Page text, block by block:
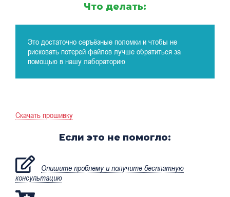
Что делать:
Это достаточно серъёзные поломки и чтобы не
рисковать потерей файлов лучше обратиться за
помощью в нашу лабораторию
Скачать прошивку
Если это не помогло:
Опишите проблему и получите бесплатную
консультацию